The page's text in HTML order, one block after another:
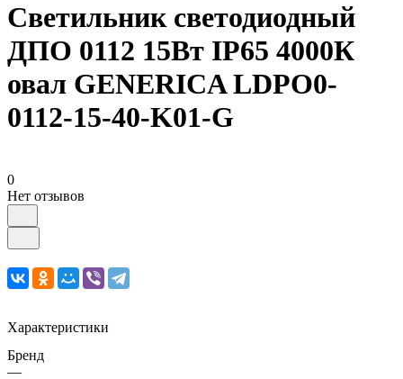
Светильник светодиодный
ДПО 0112 15Вт IP65 4000К
овал GENERICA LDPO0-
0112-15-40-K01-G
0
Нет отзывов
Характеристики
Бренд
—